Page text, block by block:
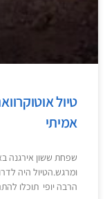
טיול
אמיתי
שפחת ששון אירגנה
ומרגש.הטיול היה
הרבה יופי תוכלו